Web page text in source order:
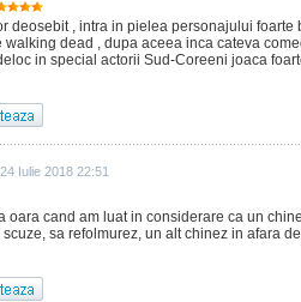
deosebit , intra in pielea personajului foarte
walking dead , dupa aceea inca cateva
in special actorii Sud-Coreeni joaca
Iulie 2018 22:51
oara cand am luat in considerare ca un
sa refolmurez, un alt chinez in afara